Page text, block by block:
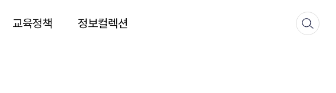
교육정책 정보컬렉션